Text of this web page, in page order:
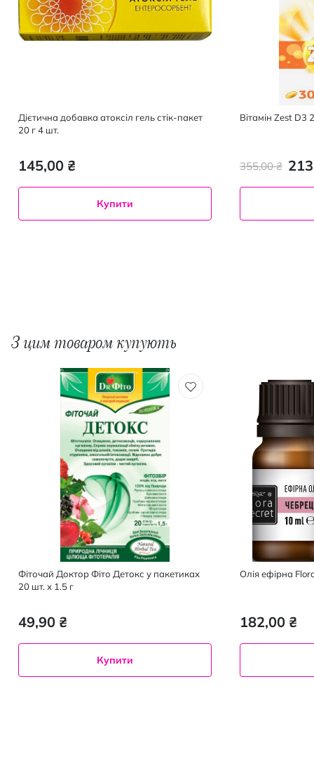
Дієтична добавка атоксіл гель стік-пакет
20 г 4 шт.
145,00 ₴
Купити
Вітамін Zest
355,00 ₴
З цим товаром купують
Фіточай Доктор Фіто Детокс у пакетиках
20 шт. х 1.5 г
49,90 ₴
Купити
Олія ефірна
182,00 ₴